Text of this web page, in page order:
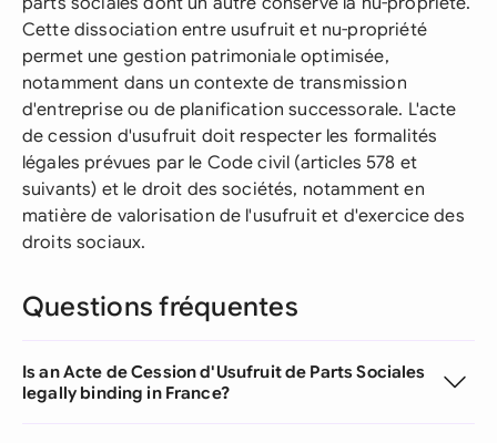
Cette dissociation entre usufruit et nu-propriété
permet une gestion patrimoniale optimisée,
notamment dans un contexte de transmission
d'entreprise ou de planification successorale. L'acte
de cession d'usufruit doit respecter les formalités
légales prévues par le Code civil (articles 578 et
suivants) et le droit des sociétés, notamment en
matière de valorisation de l'usufruit et d'exercice des
droits sociaux.
Questions fréquentes
Is an Acte de Cession d'Usufruit de Parts Sociales
legally binding in France?